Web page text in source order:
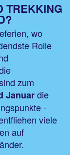
TREKKING
wo
Rolle
zum
Januardie
-
viele
auf